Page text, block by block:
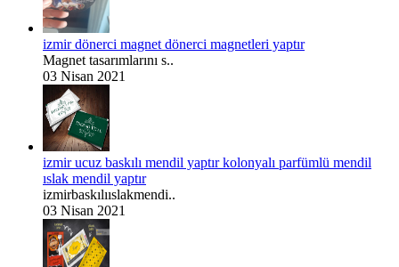
izmir dönerci magnet dönerci magnetleri yaptır
Magnet tasarımlarını s..
03 Nisan 2021
izmir ucuz baskılı mendil yaptır kolonyalı parfümlü mendil
ıslak mendil yaptır
izmirbaskılııslakmendi..
03 Nisan 2021